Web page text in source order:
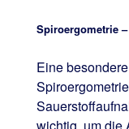
Spiroergometrie –
Eine